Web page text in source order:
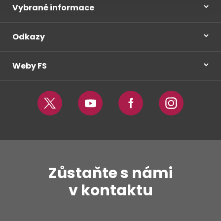
Vybrané informace
Odkazy
Weby FS
Twitter Youtube Facebook Instagram
Zůstaňte s námi
v kontaktu